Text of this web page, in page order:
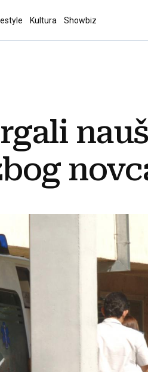
Kultura Showbiz